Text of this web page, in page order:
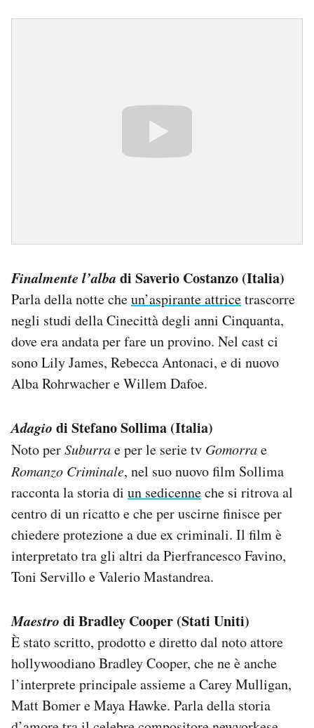
Finalmente l’alba di Saverio Costanzo (Italia)
Parla della notte cheun’aspirante attricetrascorre
negli studi della Cinecittà degli anni Cinquanta,
dove era andata per fare un provino. Nel cast ci
sono Lily James, Rebecca Antonaci, e di nuovo
Alba Rohrwacher e Willem Dafoe.
Adagio di Stefano Sollima (Italia)
Noto perSuburrae per le serie tv Gomorrae
Romanzo Criminale, nel suo nuovo film Sollima
racconta la storia di un sedicenneche si ritrova al
centro di un ricatto e che per uscirne finisce per
chiedere protezione a due ex criminali. Il film è
interpretato tra gli altri da Pierfrancesco Favino,
Toni Servillo e Valerio Mastandrea.
Maestro di Bradley Cooper (Stati Uniti)
È stato scritto, prodotto e diretto dal noto attore
hollywoodiano Bradley Cooper, che ne è anche
l’interprete principale assieme a Carey Mulligan,
Matt Bomer e Maya Hawke. Parla della storia